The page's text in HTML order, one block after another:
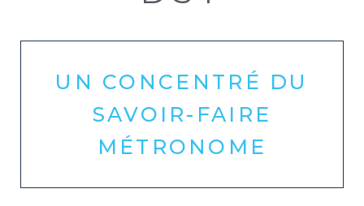
UN CONCENTRÉ DU
SAVOIR-FAIRE
MÉTRONOME